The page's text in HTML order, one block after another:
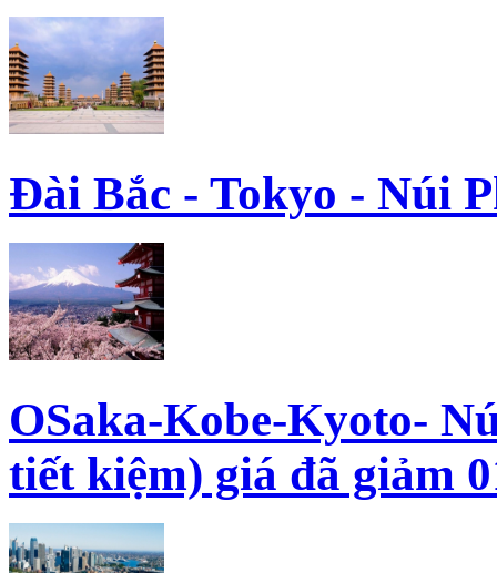
Đài Bắc - Tokyo - Núi
OSaka-Kobe-Kyoto-
tiết kiệm) giá đã giảm